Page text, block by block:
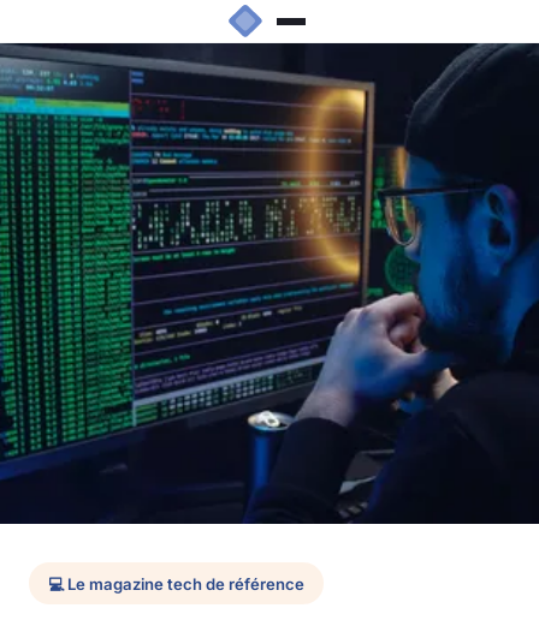
💻 Le magazine tech de référence